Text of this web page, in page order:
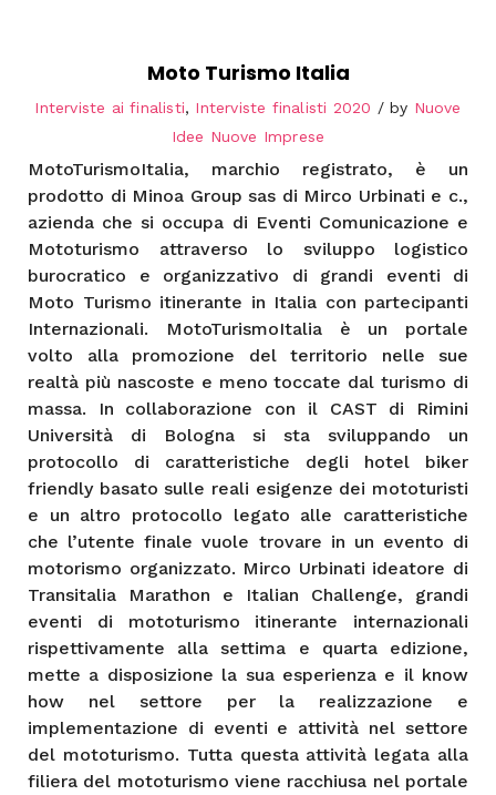
Moto Turismo Italia
Interviste ai finalisti, Interviste finalisti 2020 by Nuove
Idee Nuove Imprese
MotoTurismoItalia, marchio registrato, è un
prodotto di Minoa Group sas di Mirco Urbinati e c.,
azienda che si occupa di Eventi Comunicazione e
Mototurismo attraverso lo sviluppo logistico
burocratico e organizzativo di grandi eventi di
Moto Turismo itinerante in Italia con partecipanti
Internazionali. MotoTurismoItalia è un portale
volto alla promozione del territorio nelle sue
realtà più nascoste e meno toccate dal turismo di
massa. In collaborazione con il CAST di Rimini
Università di Bologna si sta sviluppando un
protocollo di caratteristiche degli hotel biker
friendly basato sulle reali esigenze dei mototuristi
e un altro protocollo legato alle caratteristiche
che l’utente finale vuole trovare in un evento di
motorismo organizzato. Mirco Urbinati ideatore di
Transitalia Marathon e Italian Challenge, grandi
eventi di mototurismo itinerante internazionali
rispettivamente alla settima e quarta edizione,
mette a disposizione la sua esperienza e il know
how nel settore per la realizzazione e
implementazione di eventi e attività nel settore
del mototurismo. Tutta questa attività legata alla
filiera del mototurismo viene racchiusa nel portale